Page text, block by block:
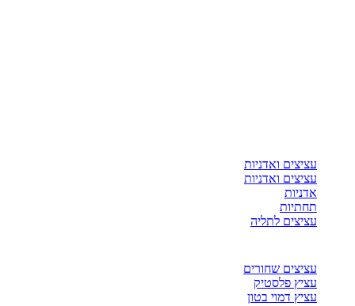
עציצים ואדניות
עציצים ואדניות
אדניות
תחתיות
עציצים לתליה
עציצים שחורים
עציץ פלסטיק
עציץ דמוי בטון